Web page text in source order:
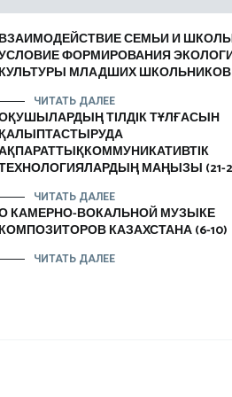
ВЗАИМОДЕЙСТВИЕ СЕМЬИ И
ФОРМИРОВАНИЯ
КУЛЬТУРЫ МЛАДШИХ ШКОЛЬНИКОВ
ЧИТАТЬ ДАЛЕЕ
ТІЛДІК ТҰЛҒАСЫН
ҚАЛЫПТАСТЫРУДА
МАҢЫЗЫ (21-
ЧИТАТЬ ДАЛЕЕ
КАМЕРНО-ВОКАЛЬНОЙ МУЗЫКЕ
КОМПОЗИТОРОВ КАЗАХСТАНА (6-10)
ЧИТАТЬ ДАЛЕЕ